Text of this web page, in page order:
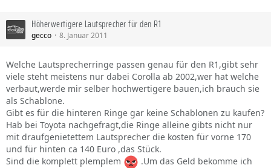
Höherwertigere Lautsprecher für den R1
gecco 8. Januar 2011
Welche Lautsprecherringe passen genau für den R1,gibt sehr
viele steht meistens nur dabei Corolla ab 2002,wer hat welche
verbaut,werde mir selber hochwertigere bauen,ich brauch sie
als Schablone.
Gibt es für die hinteren Ringe gar keine Schablonen zu kaufen?
Hab bei Toyota nachgefragt,die Ringe alleine gibts nicht nur
mit draufgenietettem Lautsprecher die kosten für vorne 170
und für hinten ca 140 Euro ,das Stück.
Sind die komplett plemplem
.Um das Geld bekomme ich